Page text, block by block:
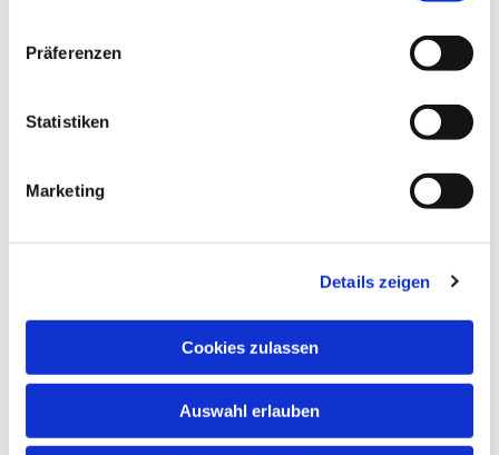
Präferenzen
Statistiken
Marketing
Details zeigen
Cookies zulassen
Auswahl erlauben